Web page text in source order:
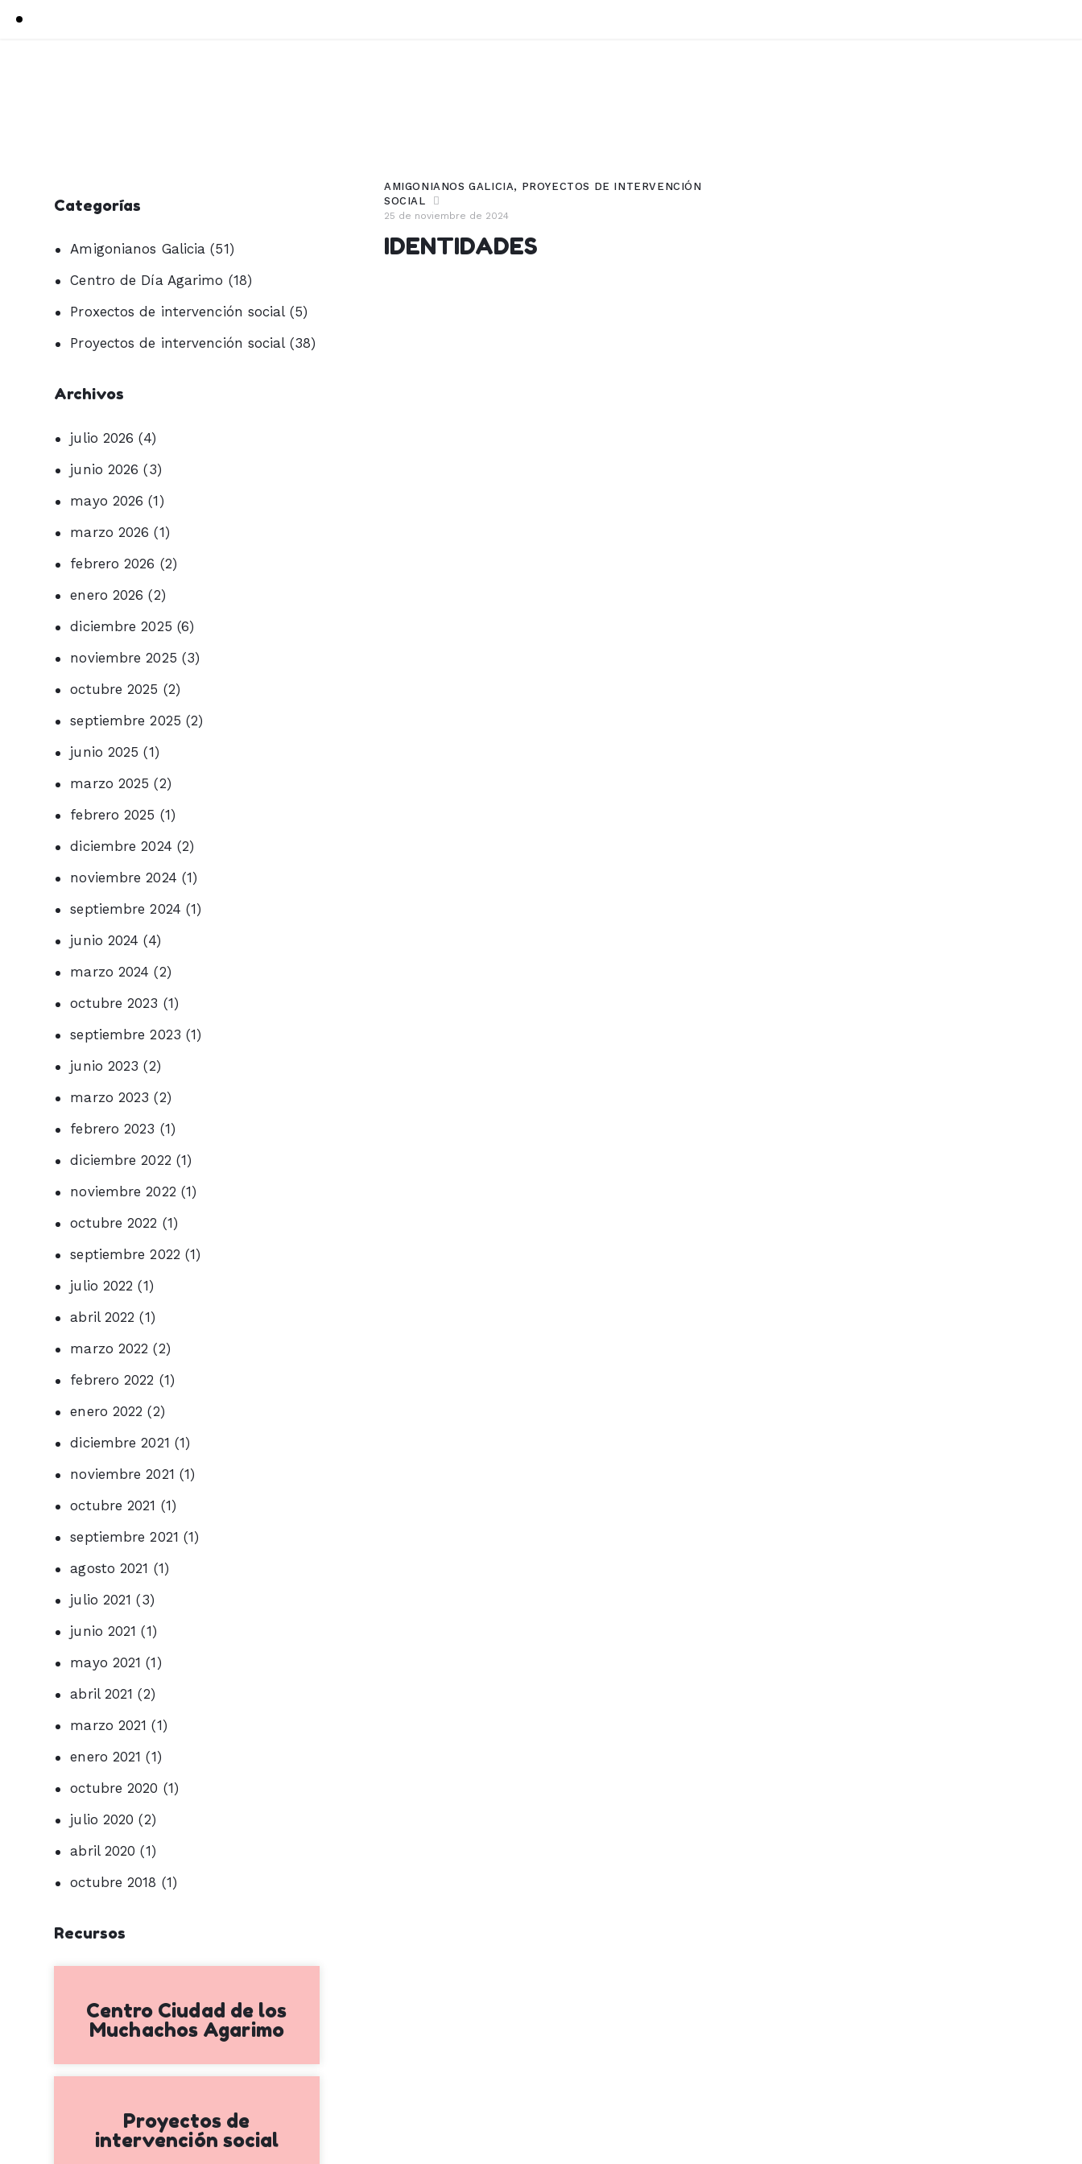
AMIGONIANOS GALICIA, PROYECTOS DE INTERVENCIÓN
SOCIAL
25 de noviembre de 2024
IDENTIDADES
Categorías
Amigonianos Galicia (51)
Centro de Día Agarimo (18)
Proxectos de intervención social(5)
Proyectos de intervención social(38)
Archivos
julio 2026 (4)
junio 2026 (3)
mayo 2026 (1)
marzo 2026 (1)
febrero 2026 (2)
enero 2026 (2)
diciembre 2025 (6)
noviembre 2025 (3)
octubre 2025 (2)
septiembre 2025 (2)
junio 2025 (1)
marzo 2025 (2)
febrero 2025 (1)
diciembre 2024 (2)
noviembre 2024 (1)
septiembre 2024 (1)
junio 2024 (4)
marzo 2024 (2)
octubre 2023 (1)
septiembre 2023 (1)
junio 2023 (2)
marzo 2023 (2)
febrero 2023 (1)
diciembre 2022 (1)
noviembre 2022 (1)
octubre 2022 (1)
septiembre 2022 (1)
julio 2022 (1)
abril 2022 (1)
marzo 2022 (2)
febrero 2022 (1)
enero 2022 (2)
diciembre 2021 (1)
noviembre 2021 (1)
octubre 2021 (1)
septiembre 2021 (1)
agosto 2021 (1)
julio 2021 (3)
junio 2021 (1)
mayo 2021 (1)
abril 2021 (2)
marzo 2021 (1)
enero 2021 (1)
octubre 2020 (1)
julio 2020 (2)
abril 2020 (1)
octubre 2018 (1)
Recursos
Centro Ciudad de los
Muchachos Agarimo
Proyectos de
intervención social